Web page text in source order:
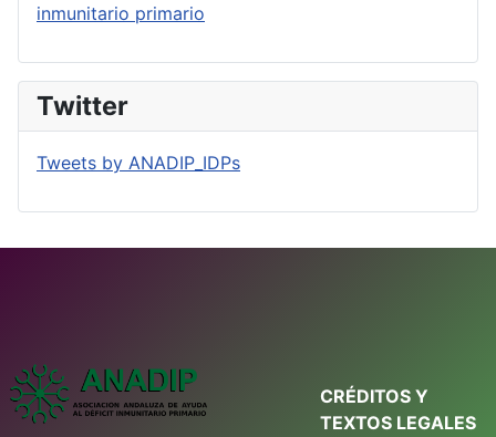
inmunitario primario
Twitter
Tweets by ANADIP_IDPs
CRÉDITOS Y
TEXTOS LEGALES